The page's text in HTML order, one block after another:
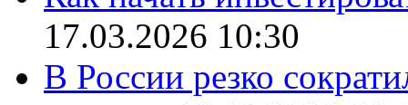
17.03.2026 10:30
В России резко